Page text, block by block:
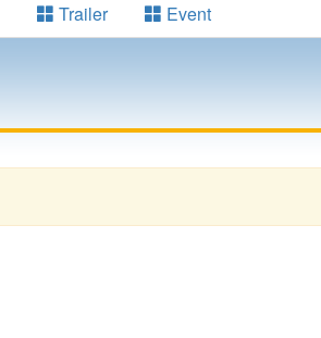
Trailer Event